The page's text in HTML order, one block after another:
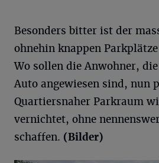
Besonders bitter ist der
ohnehin knappen
Wo sollen die Anwohner,
Auto angewiesen sind, nun
Quartiersnaher Parkraum
vernichtet, ohne
schaffen. (Bilder)